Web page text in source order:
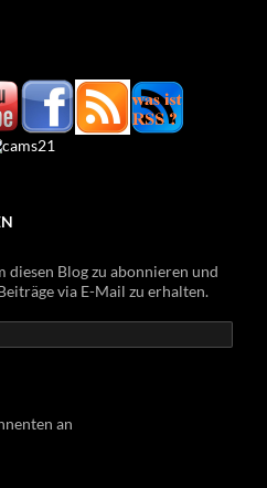
diesen Blog zu abonnieren und
via E-Mail zu erhalten.
an